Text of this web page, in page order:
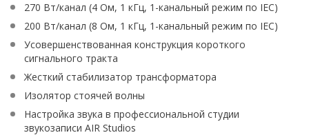
270 Вт/канал (4 Ом, 1 кГц, 1-канальный режим по IEC)
200 Вт/канал (8 Ом, 1 кГц, 1-канальный режим по IEC)
Усовершенствованная конструкция короткого
сигнального тракта
Жесткий стабилизатор трансформатора
Изолятор стоячей волны
Настройка звука в профессиональной студии
звукозаписи AIR Studios